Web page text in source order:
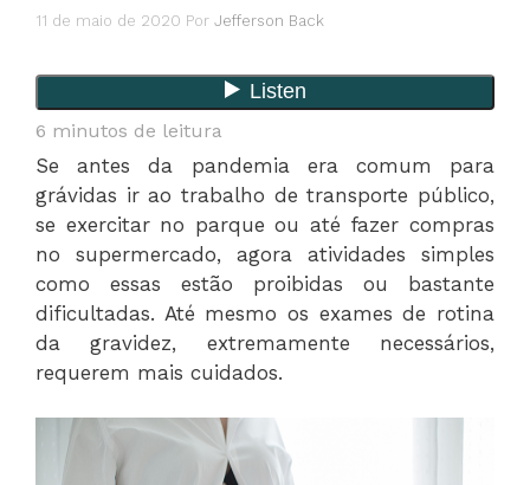
11 de maio de 2020 Por Jefferson Back
6 minutos de leitura
Se antes da pandemia era comum para
grávidas ir ao trabalho de transporte público,
se exercitar no parque ou até fazer compras
no supermercado, agora atividades simples
como essas estão proibidas ou bastante
dificultadas. Até mesmo os exames de rotina
da gravidez, extremamente necessários,
requerem mais cuidados.